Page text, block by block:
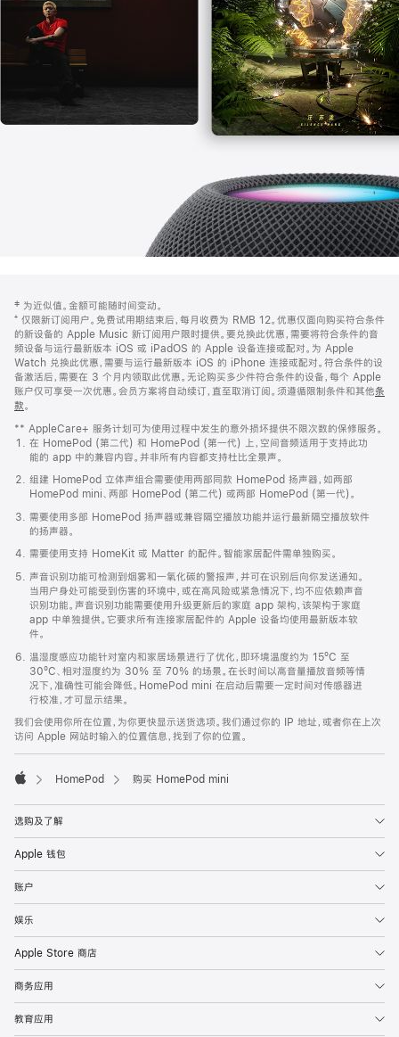
页
页
脚
注
‡ 为近似值。金额可能随时间变动。
⁺ 仅限新订阅用户。免费试用期结束后，每月收费为 RMB 12。优惠仅面向购买符合条件
的新设备的 Apple Music 新订阅用户限时提供。要兑换此优惠，需要将符合条件的音
频设备与运行最新版本 iOS 或 iPadOS 的 Apple 设备连接或配对。为 Apple
Watch 兑换此优惠，需要与运行最新版本 iOS 的 iPhone 连接或配对。符合条件的设
备激活后，需要在 3 个月内领取此优惠。无论购买多少件符合条件的设备，每个 Apple
账户仅可享受一次优惠。会员方案将自动续订，直至取消订阅。须遵循限制条件和其他条
款。
窗
口
中
打
开)
** AppleCare+ 服务计划可为使用过程中发生的意外损坏提供不限次数的保修服务。
在 HomePod (第二代) 和 HomePod (第一代) 上，空间音频适用于支持此功
能的 app 中的兼容内容。并非所有内容都支持杜比全景声。
组建 HomePod 立体声组合需要使用两部同款 HomePod 扬声器，如两部
HomePod mini、两部 HomePod (第二代) 或两部 HomePod (第一代)。
需要使用多部 HomePod 扬声器或兼容隔空播放功能并运行最新隔空播放软件
的扬声器。
需要使用支持 HomeKit 或 Matter 的配件。智能家居配件需单独购买。
声音识别功能可检测到烟雾和一氧化碳的警报声，并可在识别后向你发送通知。
当用户身处可能受到伤害的环境中，或在高风险或紧急情况下，均不应依赖声音
识别功能。声音识别功能需要使用升级更新后的家庭 app 架构，该架构于家庭
app 中单独提供。它要求所有连接家居配件的 Apple 设备均使用最新版本软
件。
温湿度感应功能针对室内和家居场景进行了优化，即环境温度约为 15ºC 至
30ºC、相对湿度约为 30% 至 70% 的场景。在长时间以高音量播放音频等情
况下，准确性可能会降低。HomePod mini 在启动后需要一定时间对传感器进
行校准，才可显示结果。
我们会使用你所在位置，为你更快显示送货选项。我们通过你的 IP 地址，或者你在上次
访问 Apple 网站时输入的位置信息，找到了你的位置。
HomePod 购买 HomePod mini
选购及了解
Apple 钱包
账户
娱乐
Apple Store 商店
商务应用
教育应用